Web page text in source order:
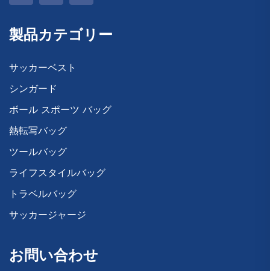
製品カテゴリー
サッカーベスト
シンガード
ボール スポーツ バッグ
熱転写バッグ
ツールバッグ
ライフスタイルバッグ
トラベルバッグ
サッカージャージ
お問い合わせ